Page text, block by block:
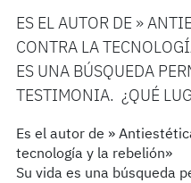
ES EL AUTOR DE »
CONTRA LA
ES UNA BÚSQUEDA
TESTIMONIA. ¿QUÉ
Es el autor de »
tecnología y la rebelión»
Su vida es una búsqueda